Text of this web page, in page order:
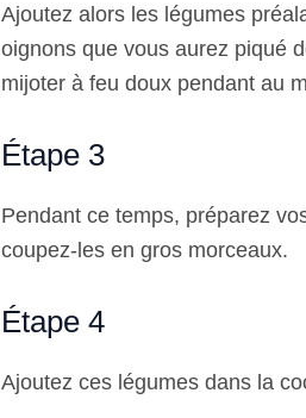
Ajoutez alors les légumes
oignons que vous aurez piqué
mijoter à feu doux pendant au
Étape 3
Pendant ce temps, préparez
coupez-les en gros morceaux.
Étape 4
Ajoutez ces légumes dans la